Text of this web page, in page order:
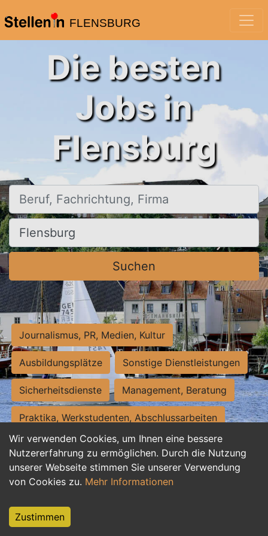
FLENSBURG
Wir verwenden Cookies, um Ihnen eine bessere
Nutzererfahrung zu ermöglichen. Durch die Nutzung
unserer Webseite stimmen Sie unserer Verwendung
von Cookies zu. Mehr Informationen
Zustimmen
Die besten
Jobs in
Flensburg
Beruf, Fachrichtung, Firma
Ort, Stadt
Suchen
Journalismus, PR, Medien, Kultur
Ausbildungsplätze Sonstige Dienstleistungen
Sicherheitsdienste Management, Beratung
Praktika, Werkstudenten, Abschlussarbeiten
Personalwesen Assistenz, Sekretariat
Hilfskräfte, Aushilfs- und Nebenjobs
Weiterbildung, Studium, duale Ausbildung